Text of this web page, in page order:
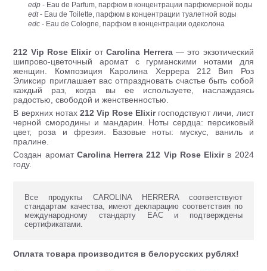
edp - Eau de Parfum, парфюм в концентрации парфюмерной воды
edt- Eau de Toilette, парфюм в концентрации туалетной воды
edc - Eau de Cologne, парфюм в концентрации одеколона
212 Vip Rose Elixir отCarolina Herrera— это экзотический
шипрово-цветочный аромат с гурманскими нотами для
женщин. Композиция Каролина Херрера 212 Вип Роз
Эликсир приглашает вас отпраздновать счастье быть собой
каждый раз, когда вы ее используете, наслаждаясь
радостью, свободой и женственностью.
В верхних нотах 212 Vip Rose Elixirгосподствуют личи, лист
черной смородины и мандарин. Ноты сердца: персиковый
цвет, роза и фрезия. Базовые ноты: мускус, ваниль и
пралине.
Создан аромат Carolina Herrera 212 Vip Rose Elixir в 2024
году.
Все продукты CAROLINA HERRERA соответствуют
стандартам качества, имеют декларацию соответствия по
международному стандарту ЕАС и подтверждены
сертификатами.
Оплата товара производится в белорусских рублях!